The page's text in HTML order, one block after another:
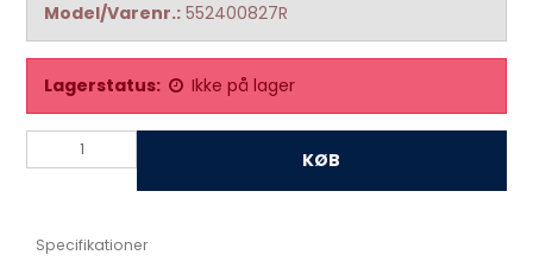
Model/Varenr.: 552400827R
Lagerstatus: Ikke på lager
KØB
Specifikationer